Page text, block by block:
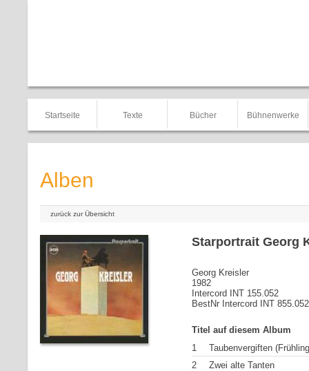
Startseite Texte Bücher Bühnenwerke
Alben
zurück zur Übersicht
Starportrait Georg
Georg Kreisler
1982
Intercord INT 155.052
BestNr Intercord INT 855.052
Titel auf diesem Album
1
Taubenvergiften
2
Zwei alte Tanten